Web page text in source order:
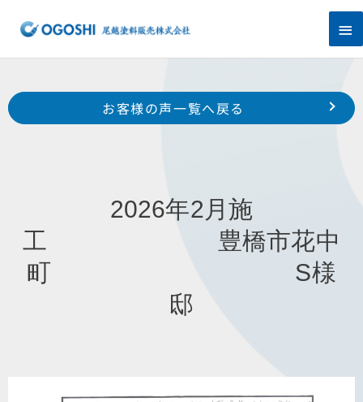
ス
プ
メ
イ
ン
メ
Prev
2026年1月施工 浜松市中央区白羽町 H様邸
お客様の声一覧へ戻る
2026年2月施
工 豊橋市花中
町 S様
邸